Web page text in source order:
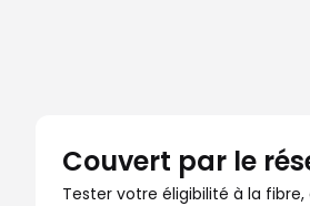
Couvert par le
Tester votre éligibilité à la